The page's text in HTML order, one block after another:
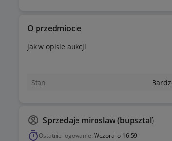
O przedmiocie
jak w opisie aukcji
Stan
Sprzedaje miroslaw (bupsztal)
Ostatnie logowanie: Wczoraj o 16:59